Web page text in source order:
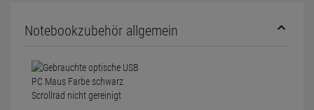
Notebookzubehör allgemein